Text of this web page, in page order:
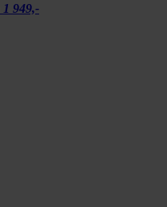
1 949,-